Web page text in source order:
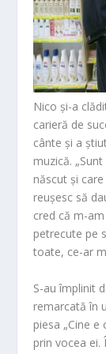
Nico și-a
carieră de
cânte și a
muzică. „
născut și
reușesc să
cred că m-
petrecute pe
toate, ce-ar
S-au împlinit
remarcată în
piesa „Cine
prin vocea ei.